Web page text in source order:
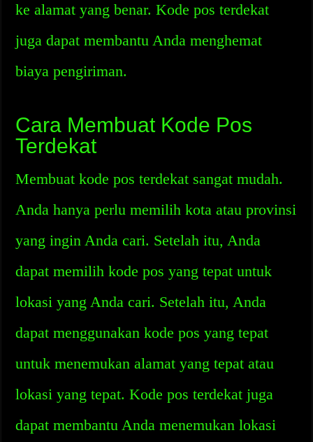
ke alamat yang benar. Kode pos terdekat
juga dapat membantu Anda menghemat
biaya pengiriman.
Cara Membuat Kode Pos
Terdekat
Membuat kode pos terdekat sangat mudah.
Anda hanya perlu memilih kota atau provinsi
yang ingin Anda cari. Setelah itu, Anda
dapat memilih kode pos yang tepat untuk
lokasi yang Anda cari. Setelah itu, Anda
dapat menggunakan kode pos yang tepat
untuk menemukan alamat yang tepat atau
lokasi yang tepat. Kode pos terdekat juga
dapat membantu Anda menemukan lokasi